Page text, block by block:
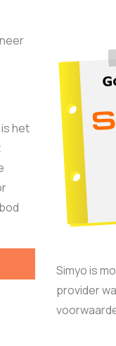
het
Simyo is
provider